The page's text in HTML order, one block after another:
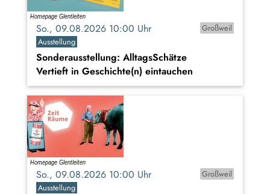
So., 09.08.2026 10:00 Uhr
Großweil
Ausstellung
Sonderausstellung: AlltagsSchätze
Vertieft in Geschichte(n) eintauchen
So., 09.08.2026 10:00 Uhr
Großweil
Ausstellung